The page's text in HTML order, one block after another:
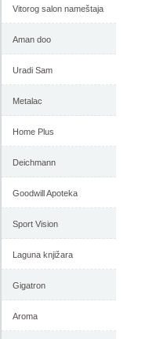
Vitorog salon nameštaja
Aman doo
Uradi Sam
Metalac
Home Plus
Deichmann
Goodwill Apoteka
Sport Vision
Laguna knjižara
Gigatron
Aroma